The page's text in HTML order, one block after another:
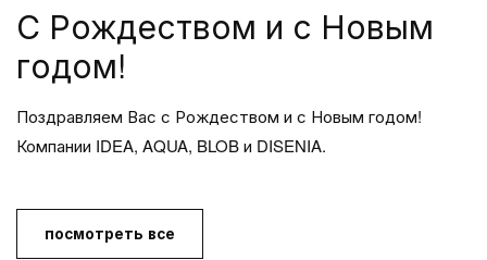
С Рождеством и с Новым
годом!
Поздравляем Вас с Рождеством и с Новым годом!
Компании IDEA, AQUA, BLOB и DISENIA.
посмотреть все